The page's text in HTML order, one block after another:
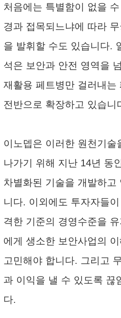
처음에는 특별함이 없을
경과 접목되느냐에 따라
을 발휘할 수도 있습니다.
석은 보안과 안전 영역을
재활용 페트병만 걸러내는
전반으로 확장하고 있습니
이노뎁은 이러한 원천기술
나가기 위해 지난 14년 동
차별화된 기술을 개발하고
니다. 이외에도 투자자들
격한 기준의 경영수준을
에게 생소한 보안사업의
고민해야 합니다. 그리고
과 이익을 낼 수 있도록 끊
다.